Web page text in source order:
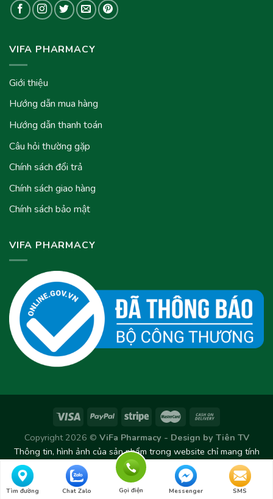
Tìm đường Chat Zalo Gọi điện Messenger SMS
VIFA PHARMACY
Giới thiệu
Hướng dẫn mua hàng
Hướng dẫn thanh toán
Câu hỏi thường gặp
Chính sách đổi trả
Chính sách giao hàng
Chính sách bảo mật
VIFA PHARMACY
Copyright 2026 © ViFa Pharmacy - Design by Tiên TV
Thông tin, hình ảnh của sản phẩm trong website chỉ mang tính
chất tham khảo. Sản phẩm thực tế có thể thay đổi/chênh lệch
theo từng Lô sản xuất.